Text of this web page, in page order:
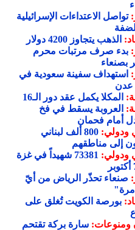
تواصل الاعتداءات الإسرائيلية
الذهب يتجاوز 4200 دولار
بدء صرف مرتبات محرم
بصنعاء
استهداف سفينة سعودية في
عدن
المكلا يكمل عقد دور الـ16
العروبة يسقط في فخ
أمام فحمان
ودولي:
800 ألف لبناني
إلى مناطقهم
ودولي:
73381 شهيداً في غزة
صنعاء تحذّر الرياض من أيّ
بورصة الكويت تُغلق على
ومنوعات:سارة بركة تقتحم